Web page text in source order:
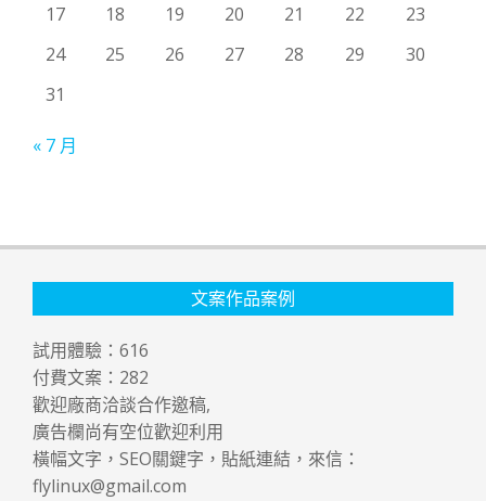
17
18 19 20 21 22
23
24
25 26 27 28 29
30
31
« 7 月
文案作品案例
試用體驗： 616
付費文案： 282
歡迎廠商洽談合作邀稿,
廣告欄尚有空位歡迎利用
橫幅文字，SEO關鍵字，貼紙連結，來信：
flylinux@gmail.com